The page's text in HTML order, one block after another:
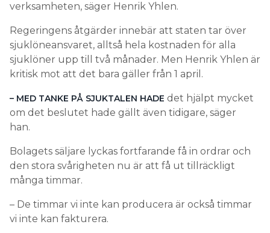
verksamheten, säger Henrik Yhlen.
Regeringens åtgärder innebär att staten tar över
sjuklöneansvaret, alltså hela kostnaden för alla
sjuklöner upp till två månader. Men Henrik Yhlen är
kritisk mot att det bara gäller från 1 april.
– MED TANKE PÅ SJUKTALEN HADE det hjälpt mycket
om det beslutet hade gällt även tidigare, säger
han.
Bolagets säljare lyckas fortfarande få in ordrar och
den stora svårigheten nu är att få ut tillräckligt
många timmar.
– De timmar vi inte kan producera är också timmar
vi inte kan fakturera.